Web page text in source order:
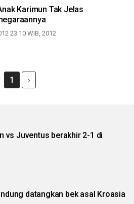
Karimun Tak Jelas
23:10 WIB, 2012
1
vs Juventus berakhir 2-1 di
datangkan bek asal Kroasia